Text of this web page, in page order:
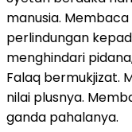
manusia.
perlindungan
menghindari
Falaq bermukjizat.
nilai plusnya.
ganda pahalanya.